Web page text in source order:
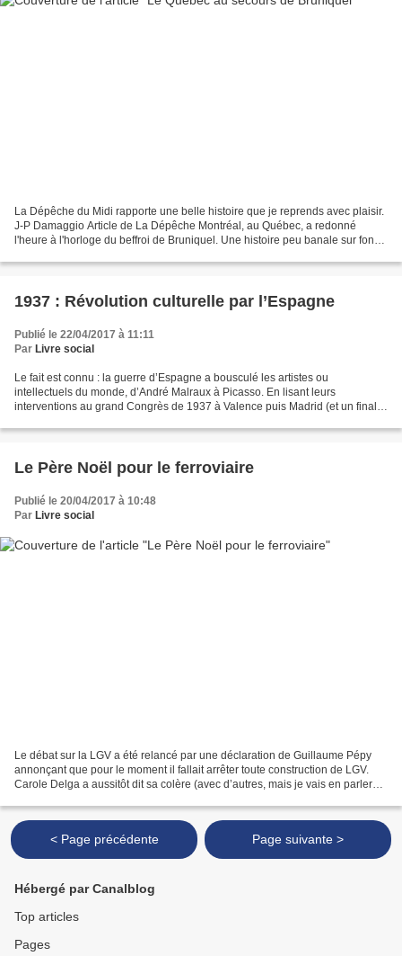
La Dépêche du Midi rapporte une belle histoire que je reprends avec plaisir.
J-P Damaggio Article de La Dépêche Montréal, au Québec, a redonné
l'heure à l'horloge du beffroi de Bruniquel. Une histoire peu banale sur fond
1937 : Révolution culturelle par l’Espagne
Publié le 22/04/2017 à 11:11
Par Livre social
Le fait est connu : la guerre d’Espagne a bousculé les artistes ou
intellectuels du monde, d’André Malraux à Picasso. En lisant leurs
interventions au grand Congrès de 1937 à Valence puis Madrid (et un final à
Le Père Noël pour le ferroviaire
Publié le 20/04/2017 à 10:48
Par Livre social
Le débat sur la LGV a été relancé par une déclaration de Guillaume Pépy
annonçant que pour le moment il fallait arrêter toute construction de LGV.
Carole Delga a aussitôt dit sa colère (avec d’autres, mais je vais en parler
< Page précédente Page suivante >
Hébergé par Canalblog
Top articles
Pages